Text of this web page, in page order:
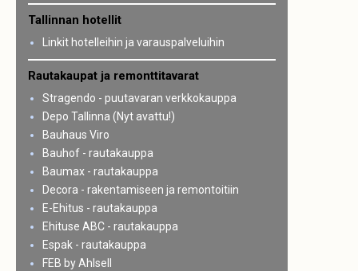
Tallinnan hotellit
Linkit hotelleihin ja varauspalveluihin
Rautakaupat ja remonttitavarat
Stragendo - puutavaran verkkokauppa
Depo Tallinna (Nyt avattu!)
Bauhaus Viro
Bauhof - rautakauppa
Baumax - rautakauppa
Decora - rakentamiseen ja remontoitiin
E-Ehitus - rautakauppa
Ehituse ABC - rautakauppa
Espak - rautakauppa
FEB by Ahlsell